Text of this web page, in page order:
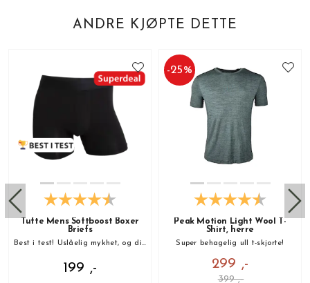
ANDRE KJØPTE DETTE
Tufte Mens Softboost Boxer
Briefs
Best i test! Uslåelig mykhet, og din nye favoritt!
199 ,-
-25%
Peak Motion Light Wool T-
Shirt, herre
Super behagelig ull t-skjorte!
299 ,-
399 ,-